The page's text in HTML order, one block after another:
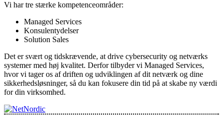
Vi har tre stærke kompetenceområder:
Managed Services
Konsulentydelser
Solution Sales
Det er svært og tidskrævende, at drive cybersecurity og netværks
systemer med høj kvalitet. Derfor tilbyder vi Managed Services,
hvor vi tager os af driften og udviklingen af dit netværk og dine
sikkerhedsløsninger, så du kan fokusere din tid på at skabe ny værdi
for din virksomhed.